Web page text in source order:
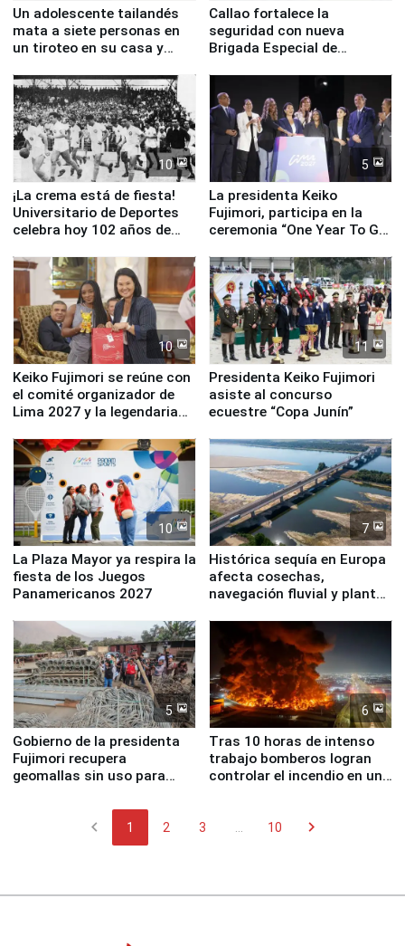
Un adolescente tailandés
mata a siete personas en
un tiroteo en su casa y
Callao fortalece la
seguridad con nueva
Brigada Especial de
equipamiento para
Serenazgo
10
¡La crema está de fiesta!
Universitario de Deportes
celebra hoy 102 años de
5
La presidenta Keiko
Fujimori, participa en la
ceremonia “One Year To Go
10
Keiko Fujimori se reúne con
el comité organizador de
Lima 2027 y la legendaria
11
Presidenta Keiko Fujimori
asiste al concurso
ecuestre “Copa Junín”
10
La Plaza Mayor ya respira la
fiesta de los Juegos
Panamericanos 2027
7
Histórica sequía en Europa
afecta cosechas,
navegación fluvial y plantas
5
Gobierno de la presidenta
Fujimori recupera
geomallas sin uso para
Fenómeno El Niño
6
Tras 10 horas de intenso
trabajo bomberos logran
controlar el incendio en una
chevron_left 1 2 3 10 chevron_right